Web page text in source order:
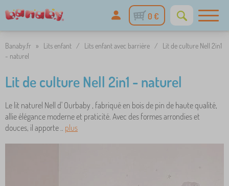
0 €
Banaby.fr » Lits enfant / Lits enfant avec barrière /
Lit de culture Nell 2in1
- naturel
Lit de culture Nell 2in1 - naturel
Le lit naturel Nell d' Ourbaby , fabriqué en bois de pin de haute qualité,
allie élégance moderne et praticité. Avec des formes arrondies et
douces, il apporte .. plus